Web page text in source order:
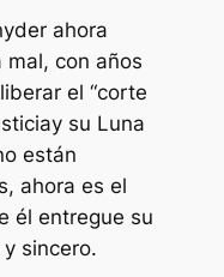
ahora
con años
el “corte
y su Luna
están
ahora es el
él entregue su
sincero.